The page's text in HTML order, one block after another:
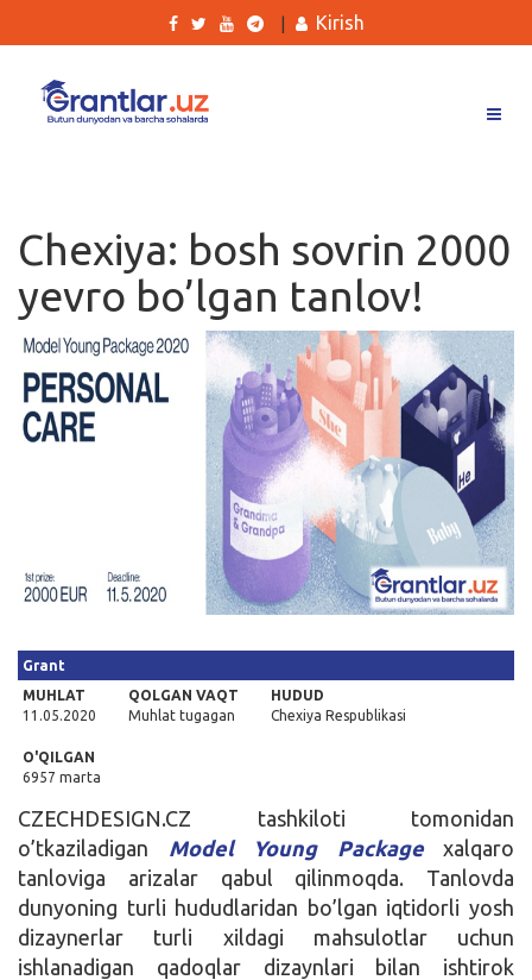
Ishlar
Kurslar
Blog
Yana
Kirish
Chexiya: bosh sovrin 2000
yevro bo’lgan tanlov!
Grant
MUHLAT
11.05.2020
QOLGAN VAQT
Muhlat tugagan
HUDUD
Chexiya Respublikasi
O'QILGAN
6957 marta
CZECHDESIGN.CZ tashkiloti tomonidan
o’tkaziladigan Model Young Packagexalqaro
tanloviga arizalar qabul qilinmoqda. Tanlovda
dunyoning turli hududlaridan bo’lgan iqtidorli yosh
dizaynerlar turli xildagi mahsulotlar uchun
ishlanadigan qadoqlar dizaynlari bilan ishtirok